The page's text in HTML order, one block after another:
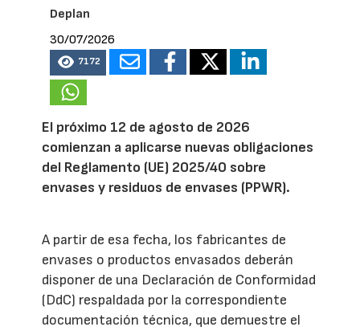
Deplan
30/07/2026
7172
El próximo 12 de agosto de 2026
comienzan a aplicarse nuevas obligaciones
del Reglamento (UE) 2025/40 sobre
envases y residuos de envases (PPWR).
A partir de esa fecha, los fabricantes de
envases o productos envasados deberán
disponer de una Declaración de Conformidad
(DdC) respaldada por la correspondiente
documentación técnica, que demuestre el